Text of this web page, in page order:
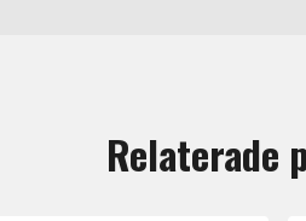
Relaterade